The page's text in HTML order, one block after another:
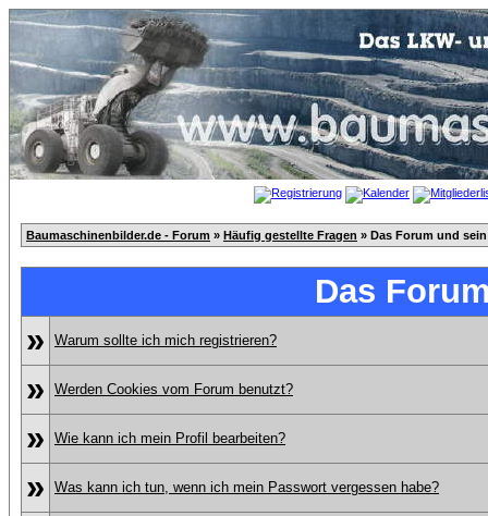
Baumaschinenbilder.de - Forum » Häufig gestellte Fragen » Das Forum und
Das
»
Warum sollte ich mich registrieren?
» Werden Cookies vom Forum benutzt?
» Wie kann ich mein Profil bearbeiten?
» Was kann ich tun, wenn ich mein Passwort vergessen habe?